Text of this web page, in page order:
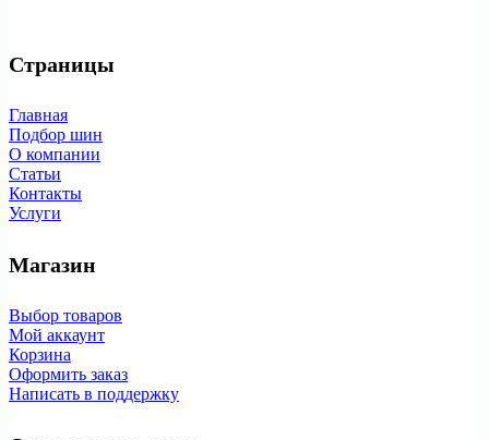
Страницы
Главная
Подбор шин
О компании
Статьи
Контакты
Услуги
Магазин
Выбор товаров
Мой аккаунт
Корзина
Оформить заказ
Написать в поддержку